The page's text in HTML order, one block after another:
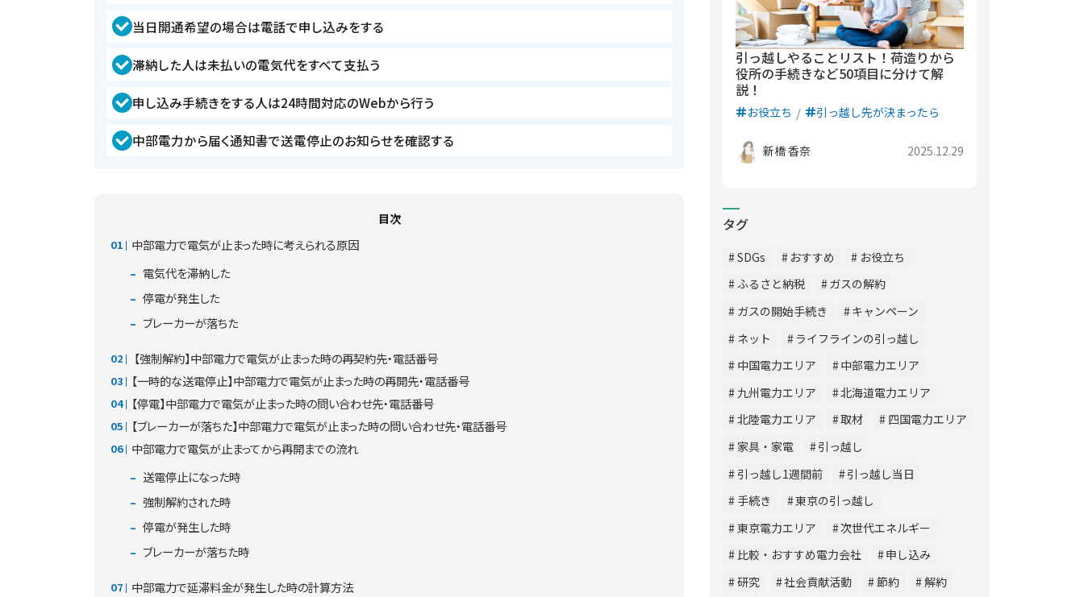
当日開通希望の場合は電話で申し込みをする
滞納した人は未払いの電気代をすべて支払う
申し込み手続きをする人は24時間対応のWebから行う
中部電力から届く通知書で送電停止のお知らせを確認する
目次
中部電力で電気が止まった時に考えられる原因
電気代を滞納した
停電が発生した
ブレーカーが落ちた
【強制解約】中部電力で電気が止まった時の再契約先・電話番号
【一時的な送電停止】中部電力で電気が止まった時の再開先・電話番号
【停電】中部電力で電気が止まった時の問い合わせ先・電話番号
【ブレーカーが落ちた】中部電力で電気が止まった時の問い合わせ先・電話番号
中部電力で電気が止まってから再開までの流れ
送電停止になった時
強制解約された時
停電が発生した時
ブレーカーが落ちた時
中部電力で延滞料金が発生した時の計算方法
引っ越しやることリスト！荷造りから
役所の手続きなど50項目に分けて解
説！
お役立ち 引っ越し先が決まったら
新橋 香奈 2025.12.29
タグ
SDGs おすすめ
お役立ち
ふるさと納税
ガスの解約
ガスの開始手続き
キャンペーン
ネット
ライフラインの引っ越し
中国電力エリア
中部電力エリア
九州電力エリア
北海道電力エリア
北陸電力エリア
取材
四国電力エリア
家具・家電
引っ越し
引っ越し1週間前
引っ越し当日
手続き
東京の引っ越し
東京電力エリア
次世代エネルギー
比較・おすすめ電力会社
申し込み
研究
社会貢献活動 節約
解約